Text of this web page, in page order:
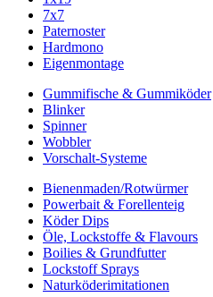
7x7
Paternoster
Hardmono
Eigenmontage
Gummifische & Gummiköder
Blinker
Spinner
Wobbler
Vorschalt-Systeme
Bienenmaden/Rotwürmer
Powerbait & Forellenteig
Köder Dips
Öle, Lockstoffe & Flavours
Boilies & Grundfutter
Lockstoff Sprays
Naturköderimitationen